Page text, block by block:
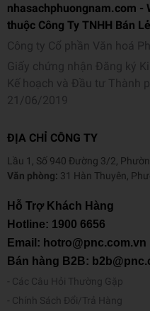
nhasachphuongnam.com -
thuộc Công Ty TNHH Bán
Công ty Cổ phần Văn hoá
Giấy chứng nhận Đăng ký
Kế hoạch và Đầu tư Thành
21/06/2019
ĐỊA CHỈ CÔNG TY
Lầu 1, Số 940 Đường 3/2,
Văn phòng: 31 Hàn Thuyên,
Hỗ Trợ Khách Hàng
Hotline: 1900 6656
Email: hotro@pnc.com.vn
Bán hàng B2B:
Các Câu Hỏi Thường Gặp
Chính Sách Đổi/Trả Hàng